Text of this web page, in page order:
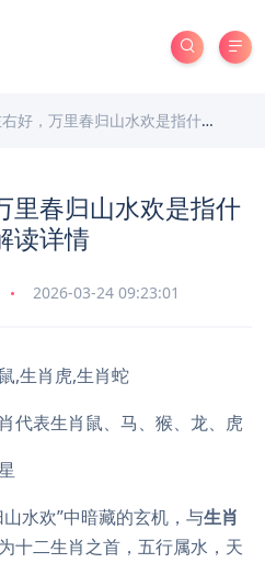
里春归山水欢是指什么生肖，重点释义解读详情
里春归山水欢是指什
读详情
2026-03-24 09:23:01
,生肖虎,生肖蛇
代表生肖鼠、马、猴、龙、虎
水欢”中暗藏的玄机，与生肖
十二生肖之首，五行属水，天